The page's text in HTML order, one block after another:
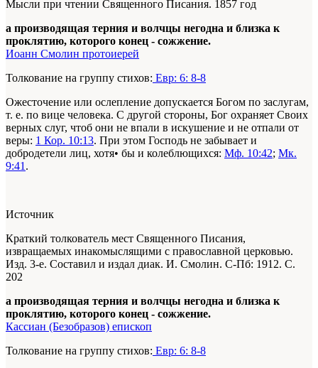
Мысли при чтении Священного Писания. 1857 год
а производящая терния и волчцы негодна и близка к
проклятию, которого конец - сожжение.
Иоанн Смолин протоиерей
Толкование на группу стихов: Евр: 6: 8-8
Ожесточение или ослепление допускается Богом по заслугам,
т. е. по вице человека. С другой стороны, Бог охраняет Своих
верных слуг, чтоб они не впали в искушение и не отпали от
веры: 1 Кор. 10:13. При этом Господь не забывает и
добродетели лиц, хотя• бы и колеблющихся: Мф. 10:42; Мк.
9:41 .
Источник
Краткий толкователь мест Священного Писания,
извращаемых инакомыслящими с православной церковью.
Изд. 3-е. Составил и издал диак. И. Смолин. С-Пб: 1912. С.
202
а производящая терния и волчцы негодна и близка к
проклятию, которого конец - сожжение.
Кассиан (Безобразов) епископ
Толкование на группу стихов: Евр: 6: 8-8